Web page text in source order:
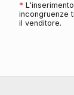
Impianto
Computer
*
incongruenze
il venditore.